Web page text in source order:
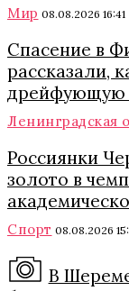
Мир 08.08.2026 16:41
Спасение в
рассказали,
дрейфующую
Ленинградская
Россиянки
золото в
Спорт 08.08.2026
В